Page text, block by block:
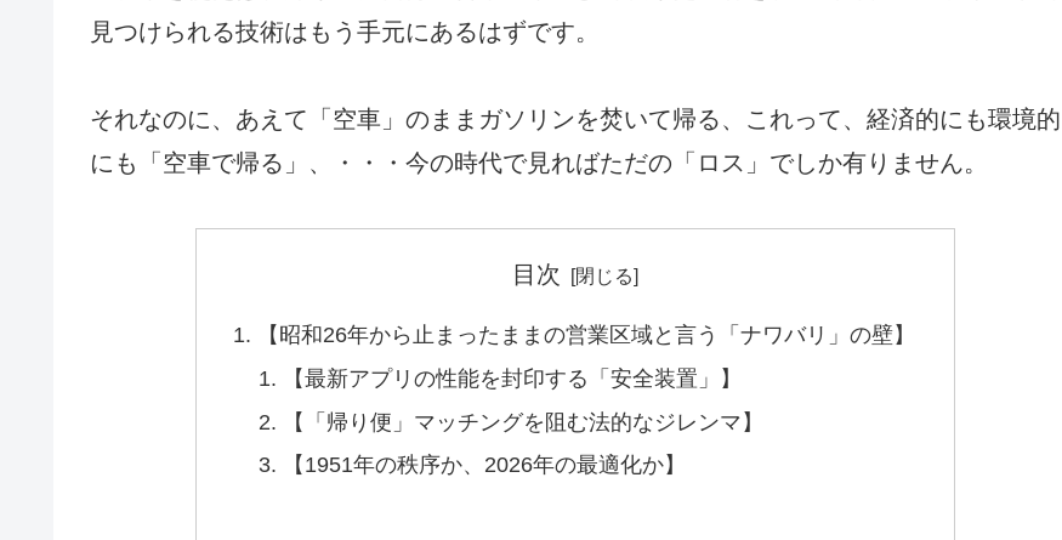
見つけられる技術はもう手元にあるはずです。
それなのに、あえて「空車」のままガソリンを焚いて帰る、これって、経済的にも環境的
にも「空車で帰る」、・・・今の時代で見ればただの「ロス」でしか有りません。
目次
【昭和26年から止まったままの営業区域と言う「ナワバリ」の壁】
【最新アプリの性能を封印する「安全装置」】
【「帰り便」マッチングを阻む法的なジレンマ】
【1951年の秩序か、2026年の最適化か】